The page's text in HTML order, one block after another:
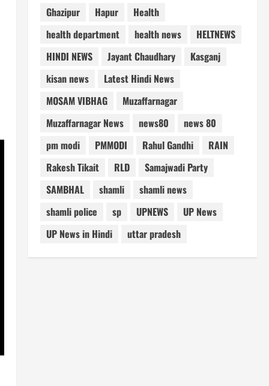
Ghazipur
Hapur
Health
health department
health news
HELTNEWS
HINDI NEWS
Jayant Chaudhary
Kasganj
kisan news
Latest Hindi News
MOSAM VIBHAG
Muzaffarnagar
Muzaffarnagar News
news80
news 80
pm modi
PMMODI Rahul Gandhi
RAIN
Rakesh Tikait
RLD
Samajwadi Party
SAMBHAL
shamli
shamli news
shamli police
sp UPNEWS
UP News
UP News in Hindi
uttar pradesh